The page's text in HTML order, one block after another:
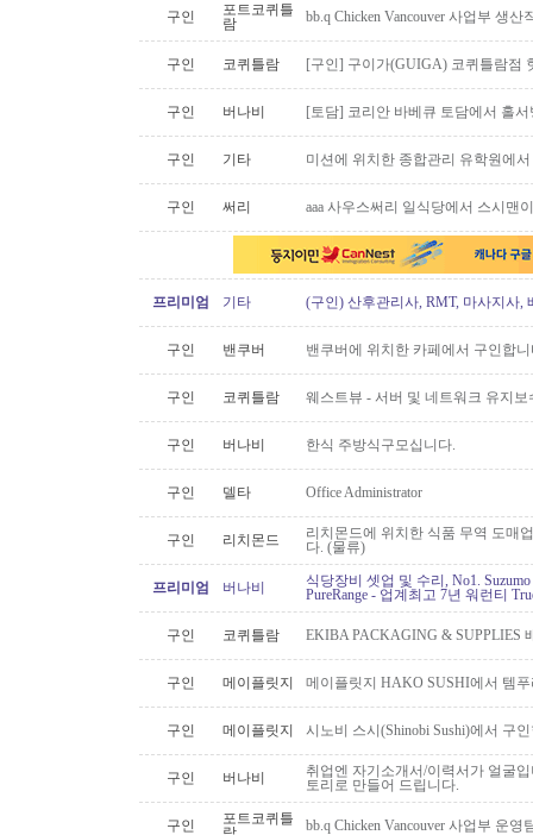
구인
포트코퀴틀
람
bb.q Chicken Vancouver 사업부 생
구인 코퀴틀람 [구인] 구이가(GUIGA) 코퀴틀람점
구인 버나비 [토담] 코리안 바베큐 토담에서 홀
구인 기타 미션에 위치한 종합관리 유학원에
구인 써리 aaa 사우스써리 일식당에서 스시맨
프리미엄 기타 (구인) 산후관리사, RMT, 마사지사,
구인 밴쿠버 밴쿠버에 위치한 카페에서 구인합
구인 코퀴틀람 웨스트뷰 - 서버 및 네트워크 유지보
구인 버나비 한식 주방식구모십니다.
구인 델타 Office Administrator
구인 리치몬드
리치몬드에 위치한 식품 무역 도매
다. (물류)
프리미엄 버나비
식당장비 셋업 및 수리, No1.
PureRange - 업계최고 7년 워런티
구인 코퀴틀람 EKIBA PACKAGING & SUPPLIES
구인 메이플릿지 메이플릿지 HAKO SUSHI에서 템
구인 메이플릿지 시노비 스시(Shinobi Sushi)에서 구
구인 버나비
취업엔 자기소개서/이력서가 얼굴
토리로 만들어 드립니다.
구인
포트코퀴틀
bb.q Chicken Vancouver 사업부 운